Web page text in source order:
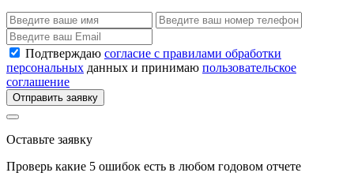
Подтверждаю согласие с правилами обработки
персональных данных и принимаю пользовательское
соглашение
Отправить заявку
Оставьте заявку
Проверь какие 5 ошибок есть в любом годовом отчете